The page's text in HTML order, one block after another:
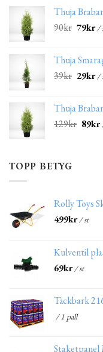
Thuja
90kr 79kr/
Thuja
39kr 29kr/
Thuja
129kr 89kr
TOPP BETYG
Rolly Toys
499kr/ st
Kulventil
69kr/ st
Täckbark
/ 1 pall
Staketpanel